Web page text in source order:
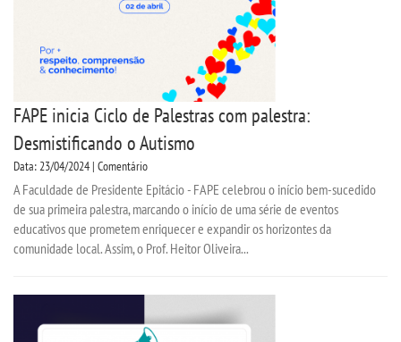
BACHARELADOS
LICENCIATURAS
TECNOLÓGICOS
VESTIBULAR
FAPE inicia Ciclo de Palestras com palestra:
Desmistificando o Autismo
Data: 23/04/2024 | Comentário
A Faculdade de Presidente Epitácio - FAPE celebrou o início bem-sucedido
de sua primeira palestra, marcando o início de uma série de eventos
educativos que prometem enriquecer e expandir os horizontes da
comunidade local. Assim, o Prof. Heitor Oliveira...